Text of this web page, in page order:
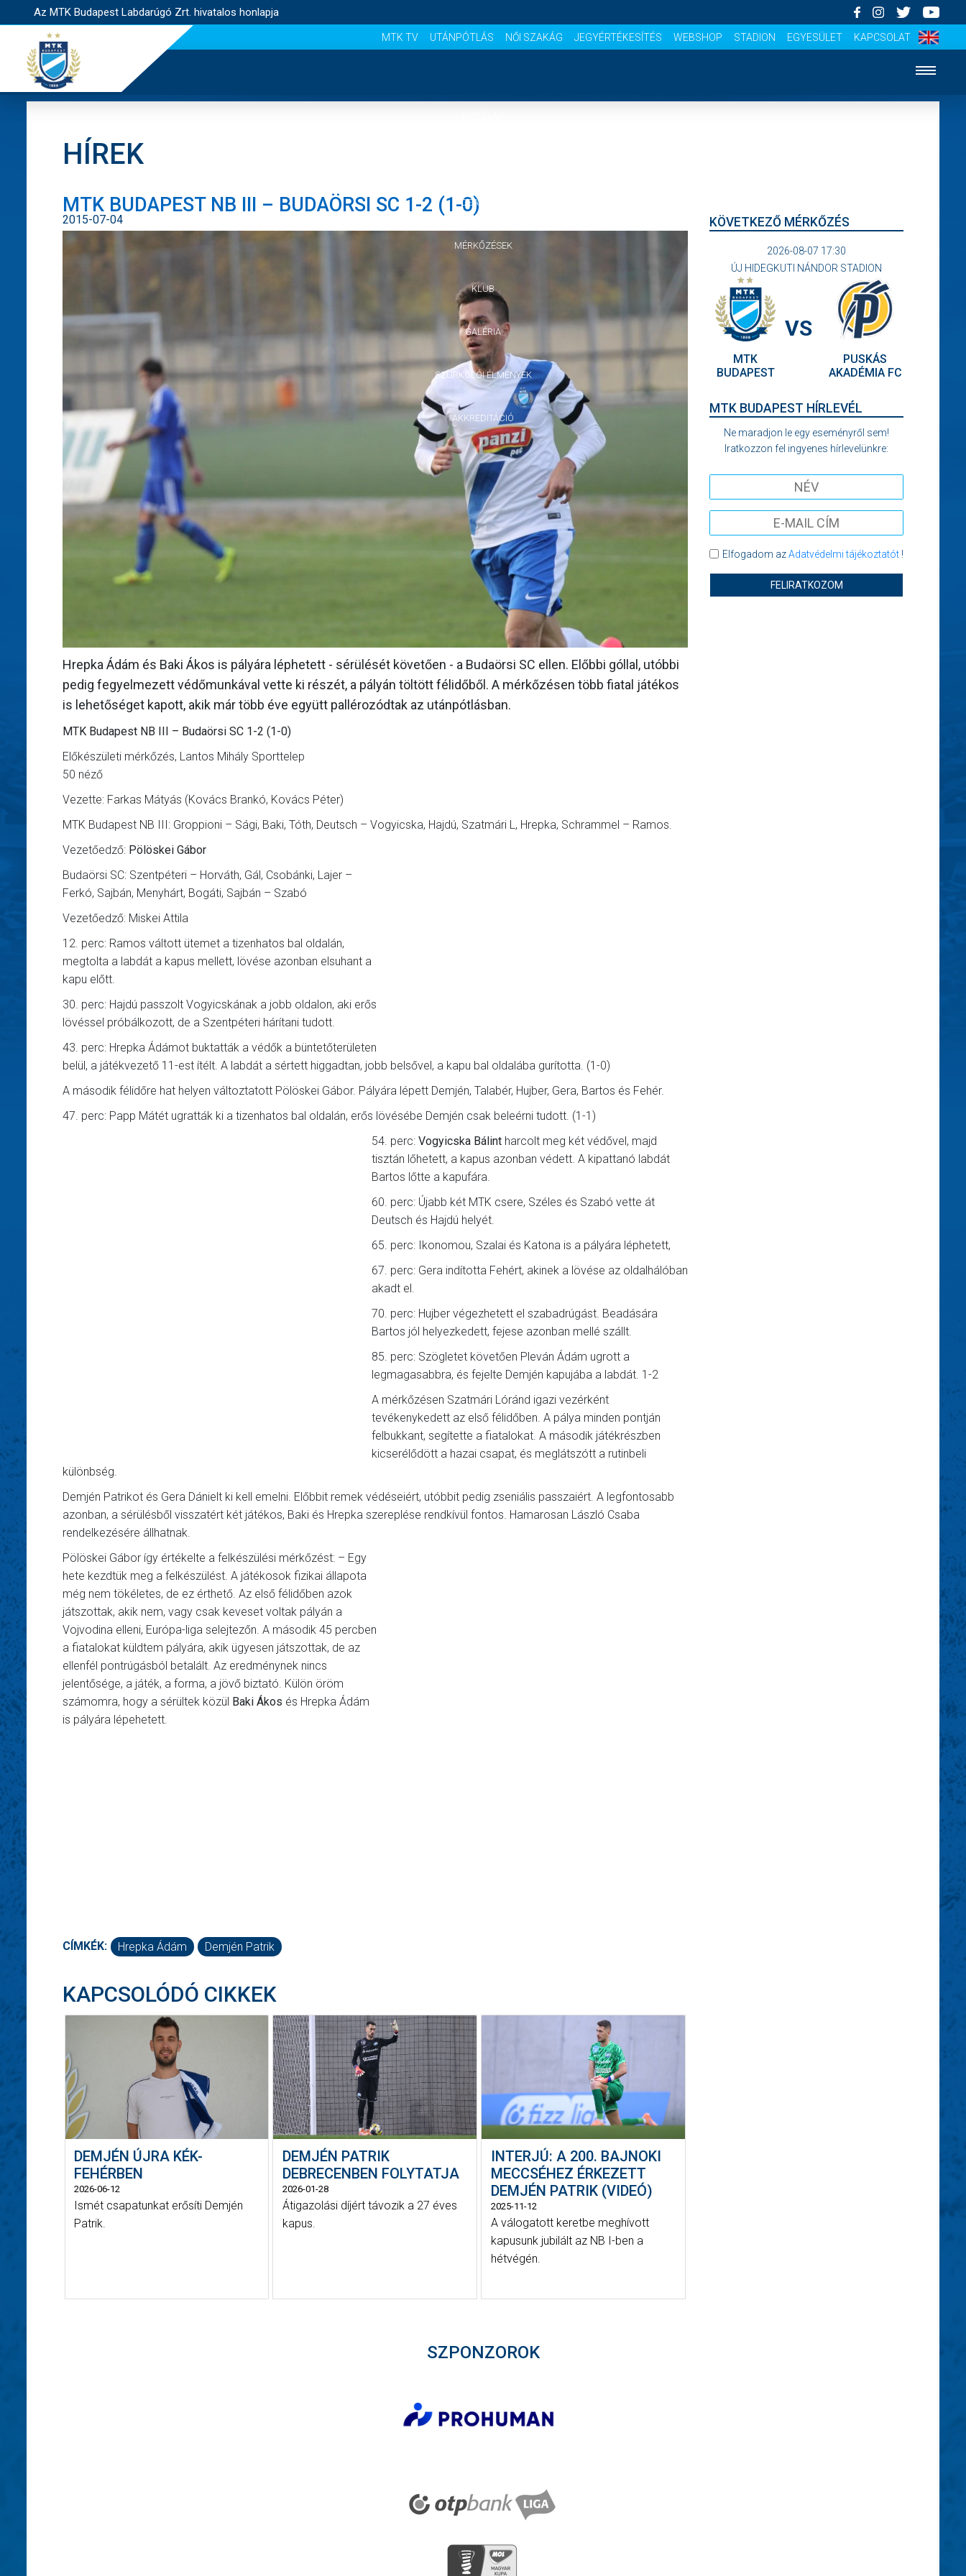
Az MTK Budapest Labdarúgó Zrt. hivatalos honlapja
MTK TV UTÁNPÓTLÁS NŐI SZAKÁG JEGYÉRTÉKESÍTÉS WEBSHOP STADION EGYESÜLET KAPCSOLAT
CSAPATOK
MÉRKŐZÉSEK
KLUB
GALÉRIA
SZURKOLÓI ÉLMÉNYEK
AKKREDITÁCIÓ
HÍREK
MTK BUDAPEST NB III – BUDAÖRSI SC 1-2 (1-0)
2015-07-04
Hrepka Ádám és Baki Ákos is pályára léphetett - sérülését követően - a Budaörsi SC ellen. Előbbi góllal, utóbbi
pedig fegyelmezett védőmunkával vette ki részét, a pályán töltött félidőből. A mérkőzésen több fiatal játékos
is lehetőséget kapott, akik már több éve együtt pallérozódtak az utánpótlásban.
MTK Budapest NB III – Budaörsi SC 1-2 (1-0)
Előkészületi mérkőzés, Lantos Mihály Sporttelep
50 néző
Vezette: Farkas Mátyás (Kovács Brankó, Kovács Péter)
MTK Budapest NB III: Groppioni – Sági, Baki, Tóth, Deutsch – Vogyicska, Hajdú, Szatmári L, Hrepka, Schrammel – Ramos.
Vezetőedző: Pölöskei Gábor
Budaörsi SC: Szentpéteri – Horváth, Gál, Csobánki, Lajer –
Ferkó, Sajbán, Menyhárt, Bogáti, Sajbán – Szabó
Vezetőedző: Miskei Attila
12. perc: Ramos váltott ütemet a tizenhatos bal oldalán,
megtolta a labdát a kapus mellett, lövése azonban elsuhant a
kapu előtt.
30. perc: Hajdú passzolt Vogyicskának a jobb oldalon, aki erős
lövéssel próbálkozott, de a Szentpéteri hárítani tudott.
43. perc: Hrepka Ádámot buktatták a védők a büntetőterületen
belül, a játékvezető 11-est ítélt. A labdát a sértett higgadtan, jobb belsővel, a kapu bal oldalába gurította. (1-0)
A második félidőre hat helyen változtatott Pölöskei Gábor. Pályára lépett Demjén, Talabér, Hujber, Gera, Bartos és Fehér.
47. perc: Papp Mátét ugratták ki a tizenhatos bal oldalán, erős lövésébe Demjén csak beleérni tudott. (1-1)
54. perc: Vogyicska Bálint harcolt meg két védővel, majd
tisztán lőhetett, a kapus azonban védett. A kipattanó labdát
Bartos lőtte a kapufára.
60. perc: Újabb két MTK csere, Széles és Szabó vette át
Deutsch és Hajdú helyét.
65. perc: Ikonomou, Szalai és Katona is a pályára léphetett,
67. perc: Gera indította Fehért, akinek a lövése az oldalhálóban
akadt el.
70. perc: Hujber végezhetett el szabadrúgást. Beadására
Bartos jól helyezkedett, fejese azonban mellé szállt.
85. perc: Szögletet követően Pleván Ádám ugrott a
legmagasabbra, és fejelte Demjén kapujába a labdát. 1-2
A mérkőzésen Szatmári Lóránd igazi vezérként
tevékenykedett az első félidőben. A pálya minden pontján
felbukkant, segítette a fiatalokat. A második játékrészben
kicserélődött a hazai csapat, és meglátszótt a rutinbeli
különbség.
Demjén Patrikot és Gera Dánielt ki kell emelni. Előbbit remek védéseiért, utóbbit pedig zseniális passzaiért. A legfontosabb
azonban, a sérülésből visszatért két játékos, Baki és Hrepka szereplése rendkívül fontos. Hamarosan László Csaba
rendelkezésére állhatnak.
Pölöskei Gábor így értékelte a felkészülési mérkőzést: – Egy
hete kezdtük meg a felkészülést. A játékosok fizikai állapota
még nem tökéletes, de ez érthető. Az első félidőben azok
játszottak, akik nem, vagy csak keveset voltak pályán a
Vojvodina elleni, Európa-liga selejtezőn. A második 45 percben
a fiatalokat küldtem pályára, akik ügyesen játszottak, de az
ellenfél pontrúgásból betalált. Az eredménynek nincs
jelentősége, a játék, a forma, a jövő biztató. Külön öröm
számomra, hogy a sérültek közül Baki Ákos és Hrepka Ádám
is pályára lépehetett.
CÍMKÉK: Hrepka Ádám Demjén Patrik
KAPCSOLÓDÓ CIKKEK
DEMJÉN ÚJRA KÉK-
FEHÉRBEN
2026-06-12
Ismét csapatunkat erősíti Demjén
Patrik.
DEMJÉN PATRIK
DEBRECENBEN FOLYTATJA
2026-01-28
Átigazolási díjért távozik a 27 éves
kapus.
INTERJÚ: A 200. BAJNOKI
MECCSÉHEZ ÉRKEZETT
DEMJÉN PATRIK (VIDEÓ)
2025-11-12
A válogatott keretbe meghívott
kapusunk jubilált az NB I-ben a
hétvégén.
KÖVETKEZŐ MÉRKŐZÉS
2026-08-07 17:30
ÚJ HIDEGKUTI NÁNDOR STADION
MTK
BUDAPEST
VS
PUSKÁS
AKADÉMIA FC
MTK BUDAPEST HÍRLEVÉL
Ne maradjon le egy eseményről sem!
Iratkozzon fel ingyenes hírlevelünkre:
Elfogadom azAdatvédelmi tájékoztatót!
FELIRATKOZOM
SZPONZOROK